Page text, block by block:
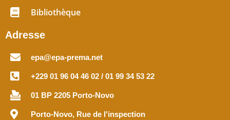
Bibliothèque
Adresse
epa@epa-prema.net
+229 01 96 04 46 02 / 01 99 34 53 22
01 BP 2205 Porto-Novo
Porto-Novo, Rue de l'inspection